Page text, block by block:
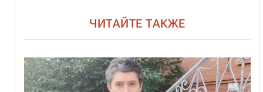
ЧИТАЙТЕ ТАКЖЕ